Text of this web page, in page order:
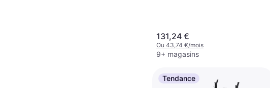
131,24 €
Ou 43,74 €/mois
9+ magasins
Tendance